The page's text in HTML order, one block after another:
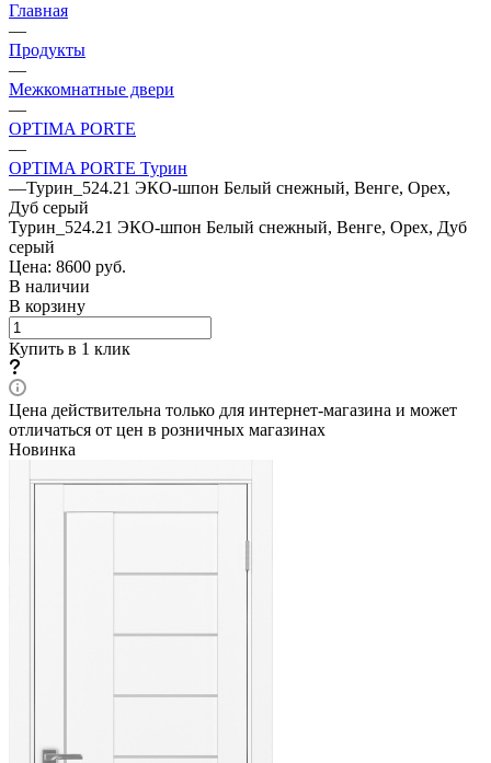
Главная
—
Продукты
—
Межкомнатные двери
—
OPTIMA PORTE
—
OPTIMA PORTE Турин
—Турин_524.21 ЭКО-шпон Белый снежный, Венге, Орех,
Дуб серый
Турин_524.21 ЭКО-шпон Белый снежный, Венге, Орех, Дуб
серый
Цена: 8600 руб.
В наличии
В корзину
Купить в 1 клик
Цена действительна только для интернет-магазина и может
отличаться от цен в розничных магазинах
Новинка